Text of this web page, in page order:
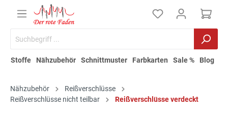
Stoffe Nähzubehör Schnittmuster Farbkarten Sale % Blog
Nähzubehör
Reißverschlüsse
Reißverschlüsse nicht teilbar
Reißverschlüsse verdeckt